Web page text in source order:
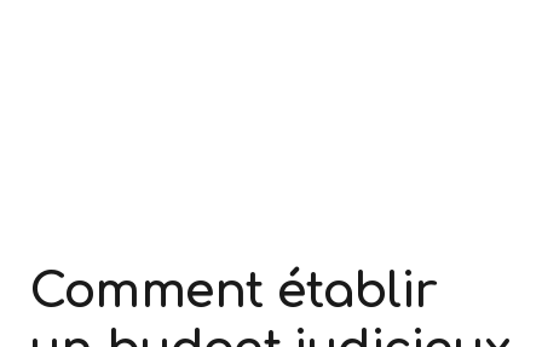
Comment établir